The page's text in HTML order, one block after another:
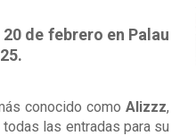
de febrero en Palau
conocido como Alizzz,
las entradas para su